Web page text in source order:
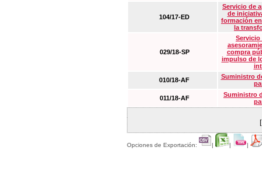
104/17-ED
Servicio de
de
formación
la
029/18-SP
Servicio
compra
impulso de
010/18-AF
Suministro
011/18-AF
Suministro
Opciones de Exportación: | | |